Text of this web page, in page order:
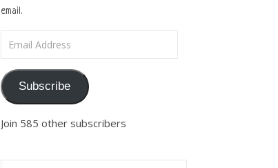
email.
Subscribe
Join 585 other subscribers